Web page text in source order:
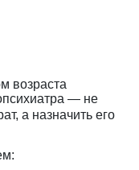
возраста
— не
а назначить его